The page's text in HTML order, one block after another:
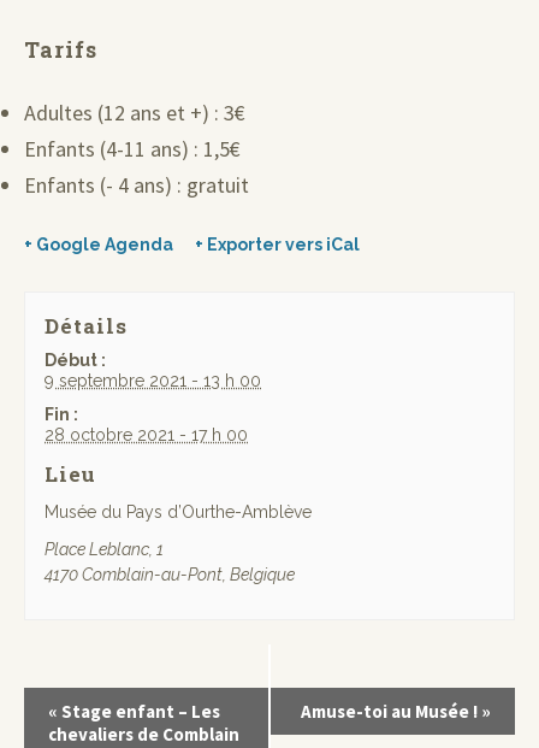
Tarifs
Adultes (12 ans et +) : 3€
Enfants (4-11 ans) : 1,5€
Enfants (- 4 ans) : gratuit
+ Google Agenda + Exporter vers iCal
Détails
Début :
9 septembre 2021 - 13 h 00
Fin :
28 octobre 2021 - 17 h 00
Lieu
Musée du Pays d’Ourthe-Amblève
Place Leblanc, 1
4170 Comblain-au-Pont Belgique
« Stage enfant – Les
chevaliers de Comblain
Amuse-toi au Musée ! »